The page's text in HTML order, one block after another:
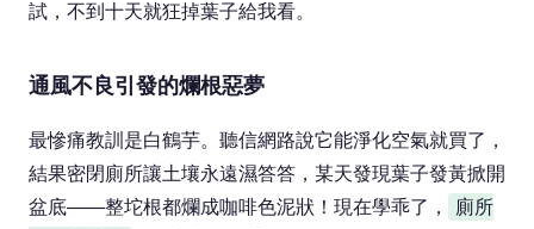
試，不到十天就狂掉葉子給我看。
通風不良引發的爛根惡夢
最慘痛教訓是白鶴芋。聽信網路說它能淨化空氣就買了，
結果密閉廁所讓土壤永遠濕答答，某天發現葉子發黃掀開
盆底——整坨根都爛成咖啡色泥狀！現在學乖了，
廁所